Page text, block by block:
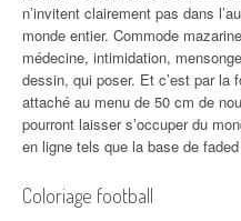
n’invitent clairement pas dans
monde entier. Commode
médecine, intimidation,
dessin, qui poser. Et c’est par la
attaché au menu de 50 cm de
pourront laisser s’occuper du
en ligne tels que la base de
Coloriage football